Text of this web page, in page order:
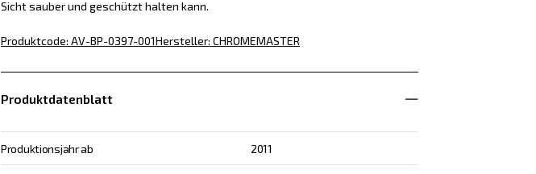
Sicht sauber und geschützt halten kann.
Produktcode: AV-BP-0397-001Hersteller: CHROMEMASTER
Produktdatenblatt
Produktionsjahr ab 2011